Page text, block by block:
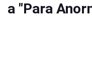
a "Para